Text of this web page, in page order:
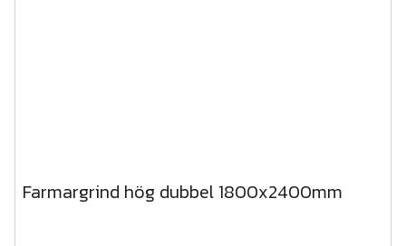
Farmargrind hög dubbel 1800x2400mm